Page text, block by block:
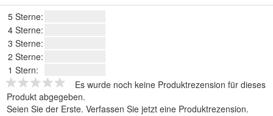
5 Sterne:
4 Sterne:
3 Sterne:
2 Sterne:
1 Stern:
Es wurde noch keine Produktrezension für dieses
Produkt abgegeben.
Seien Sie der Erste. Verfassen Sie jetzt eine Produktrezension.